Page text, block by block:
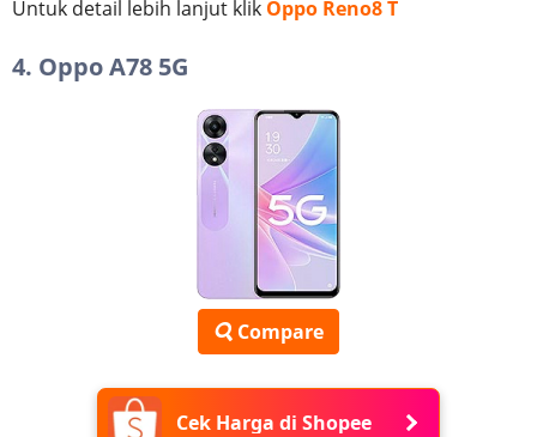
Untuk detail lebih lanjut klik Oppo Reno8 T
4. Oppo A78 5G
Compare
Cek Harga di Shopee